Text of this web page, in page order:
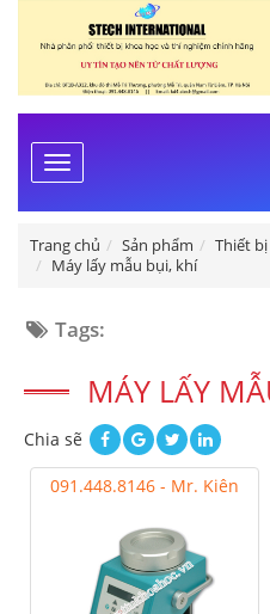
Toggle
navigation
Trang chủ Sản phẩm
Thiết
Máy lấy mẫu bụi, khí
Tags:
MÁY LẤY
Chia sẽ
091.448.8146 - Mr. Kiên